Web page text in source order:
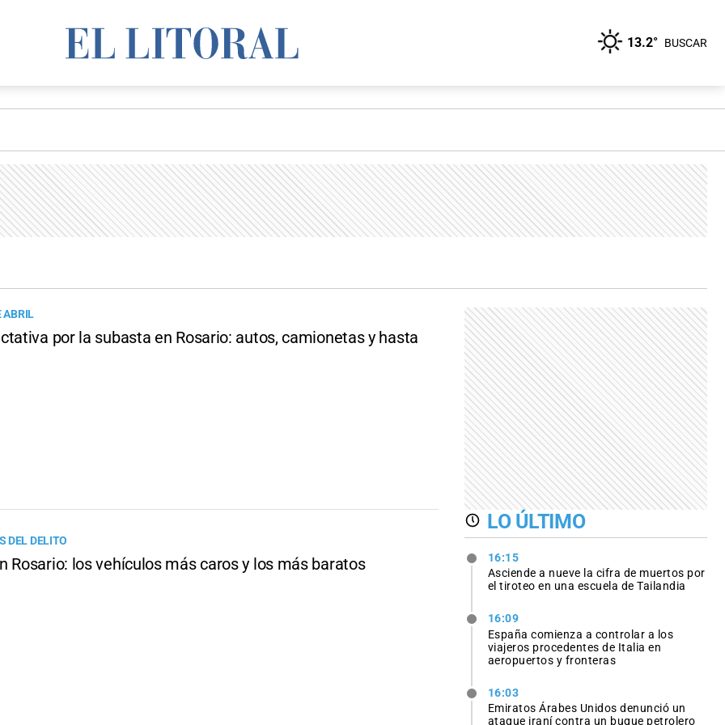
13.2° BUSCAR
ABRIL
por la subasta en Rosario: autos, camionetas y hasta
DEL DELITO
Rosario: los vehículos más caros y los más baratos
LO ÚLTIMO
16:15
Asciende a nueve la cifra de muertos por
el tiroteo en una escuela de Tailandia
16:09
España comienza a controlar a los
viajeros procedentes de Italia en
aeropuertos y fronteras
16:03
Emiratos Árabes Unidos denunció un
ataque iraní contra un buque petrolero